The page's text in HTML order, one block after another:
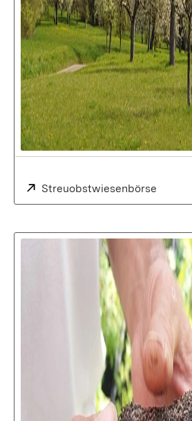
Extern:
Streuobstwiesenbörse